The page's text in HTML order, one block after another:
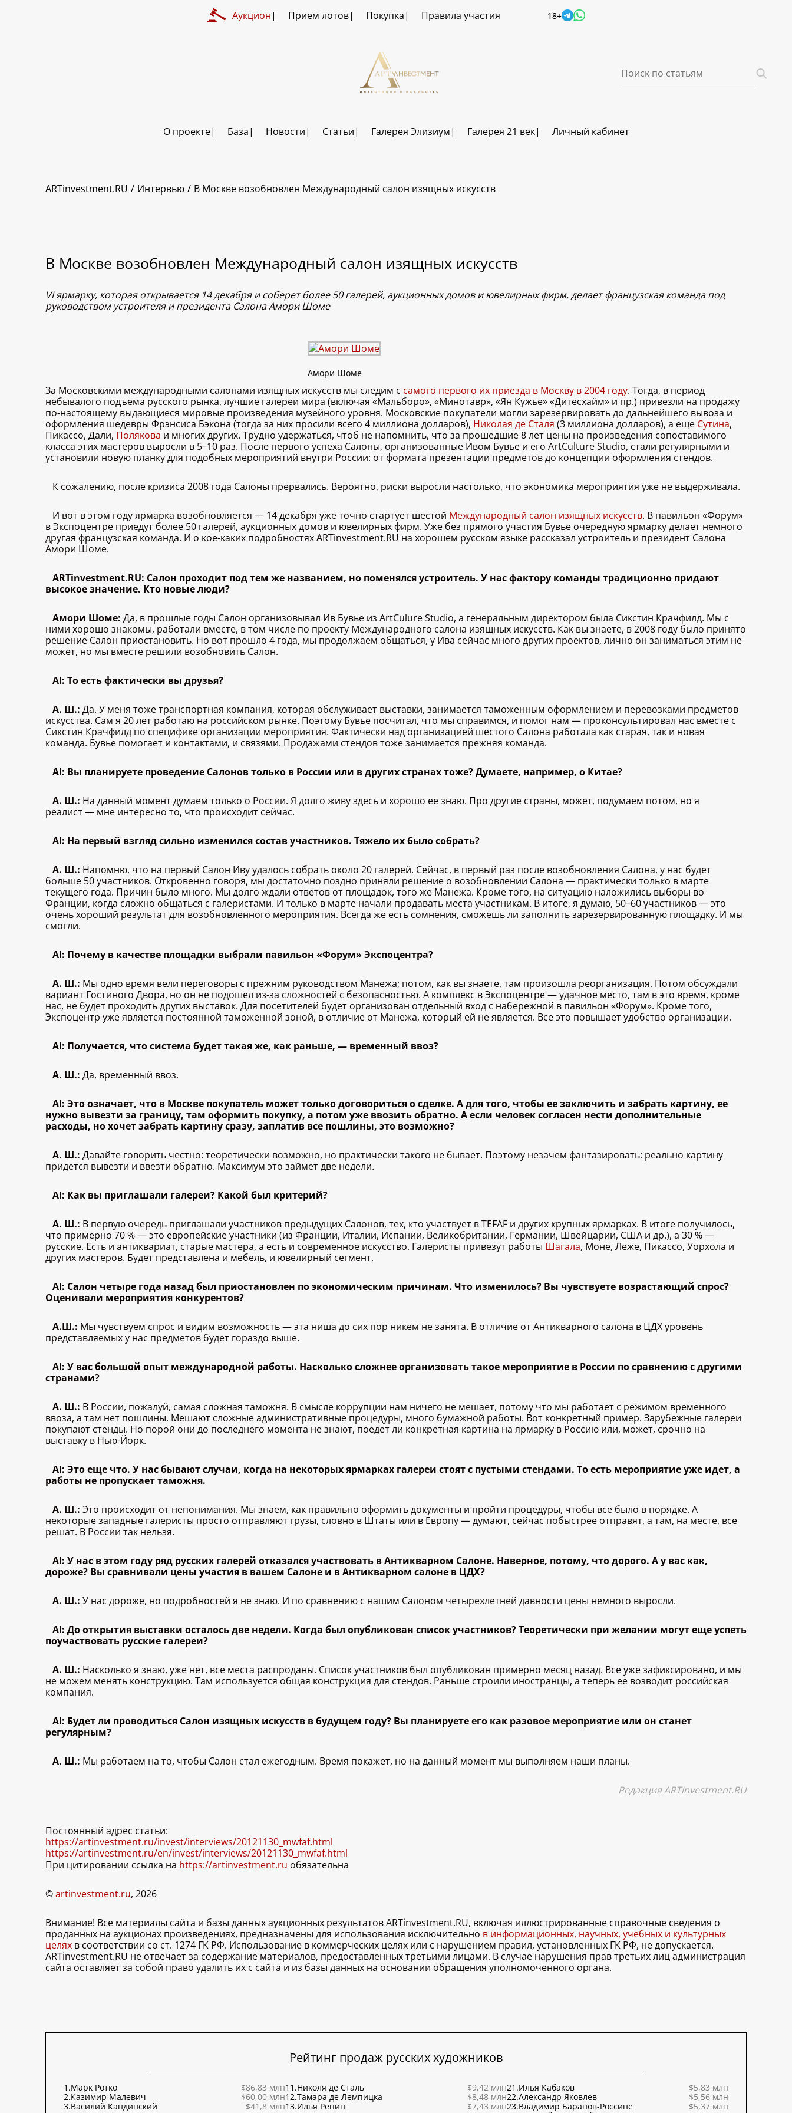
Аукцион Прием лотов Покупка Правила участия 18+
О проекте База Новости Статьи Галерея Элизиум Галерея 21 век Личный кабинет
ARTinvestment.RU Интервью В Москве возобновлен Международный салон изящных искусств
В Москве возобновлен Международный салон изящных искусств
VI ярмарку, которая открывается 14 декабря и соберет более 50 галерей, аукционных домов и ювелирных фирм, делает французская команда под
руководством устроителя и президента Салона Амори Шоме
Амори Шоме
За Московскими международными салонами изящных искусств мы следим с самого первого их приезда в Москву в 2004 году. Тогда, в период
небывалого подъема русского рынка, лучшие галереи мира (включая «Мальборо», «Минотавр», «Ян Кужье» «Дитесхайм» и пр.) привезли на продажу
по-настоящему выдающиеся мировые произведения музейного уровня. Московские покупатели могли зарезервировать до дальнейшего вывоза и
оформления шедевры Фрэнсиса Бэкона (тогда за них просили всего 4 миллиона долларов), Николая де Сталя (3 миллиона долларов), а еще Сутина,
Пикассо, Дали, Полякова и многих других. Трудно удержаться, чтоб не напомнить, что за прошедшие 8 лет цены на произведения сопоставимого
класса этих мастеров выросли в 5–10 раз. После первого успеха Салоны, организованные Ивом Бувье и его ArtCulture Studio, стали регулярными и
установили новую планку для подобных мероприятий внутри России: от формата презентации предметов до концепции оформления стендов.
К сожалению, после кризиса 2008 года Салоны прервались. Вероятно, риски выросли настолько, что экономика мероприятия уже не выдерживала.
И вот в этом году ярмарка возобновляется — 14 декабря уже точно стартует шестой Международный салон изящных искусств. В павильон «Форум»
в Экспоцентре приедут более 50 галерей, аукционных домов и ювелирных фирм. Уже без прямого участия Бувье очередную ярмарку делает немного
другая французская команда. И о кое-каких подробностях ARTinvestment.RU на хорошем русском языке рассказал устроитель и президент Салона
Амори Шоме.
ARTinvestment.RU: Салон проходит под тем же названием, но поменялся устроитель. У нас фактору команды традиционно придают
высокое значение. Кто новые люди?
Амори Шоме: Да, в прошлые годы Салон организовывал Ив Бувье из ArtCulure Studio, а генеральным директором была Сикстин Крачфилд. Мы с
ними хорошо знакомы, работали вместе, в том числе по проекту Международного салона изящных искусств. Как вы знаете, в 2008 году было принято
решение Салон приостановить. Но вот прошло 4 года, мы продолжаем общаться, у Ива сейчас много других проектов, лично он заниматься этим не
может, но мы вместе решили возобновить Салон.
AI: То есть фактически вы друзья?
А. Ш.: Да. У меня тоже транспортная компания, которая обслуживает выставки, занимается таможенным оформлением и перевозками предметов
искусства. Сам я 20 лет работаю на российском рынке. Поэтому Бувье посчитал, что мы справимся, и помог нам — проконсультировал нас вместе с
Сикстин Крачфилд по специфике организации мероприятия. Фактически над организацией шестого Салона работала как старая, так и новая
команда. Бувье помогает и контактами, и связями. Продажами стендов тоже занимается прежняя команда.
AI: Вы планируете проведение Салонов только в России или в других странах тоже? Думаете, например, о Китае?
А. Ш.: На данный момент думаем только о России. Я долго живу здесь и хорошо ее знаю. Про другие страны, может, подумаем потом, но я
реалист — мне интересно то, что происходит сейчас.
AI: На первый взгляд сильно изменился состав участников. Тяжело их было собрать?
А. Ш.: Напомню, что на первый Салон Иву удалось собрать около 20 галерей. Сейчас, в первый раз после возобновления Салона, у нас будет
больше 50 участников. Откровенно говоря, мы достаточно поздно приняли решение о возобновлении Салона — практически только в марте
текущего года. Причин было много. Мы долго ждали ответов от площадок, того же Манежа. Кроме того, на ситуацию наложились выборы во
Франции, когда сложно общаться с галеристами. И только в марте начали продавать места участникам. В итоге, я думаю, 50–60 участников — это
очень хороший результат для возобновленного мероприятия. Всегда же есть сомнения, сможешь ли заполнить зарезервированную площадку. И мы
смогли.
AI: Почему в качестве площадки выбрали павильон «Форум» Экспоцентра?
А. Ш.: Мы одно время вели переговоры с прежним руководством Манежа; потом, как вы знаете, там произошла реорганизация. Потом обсуждали
вариант Гостиного Двора, но он не подошел из-за сложностей с безопасностью. А комплекс в Экспоцентре — удачное место, там в это время, кроме
нас, не будет проходить других выставок. Для посетителей будет организован отдельный вход с набережной в павильон «Форум». Кроме того,
Экспоцентр уже является постоянной таможенной зоной, в отличие от Манежа, который ей не является. Все это повышает удобство организации.
AI: Получается, что система будет такая же, как раньше, — временный ввоз?
А. Ш.: Да, временный ввоз.
AI: Это означает, что в Москве покупатель может только договориться о сделке. А для того, чтобы ее заключить и забрать картину, ее
нужно вывезти за границу, там оформить покупку, а потом уже ввозить обратно. А если человек согласен нести дополнительные
расходы, но хочет забрать картину сразу, заплатив все пошлины, это возможно?
А. Ш.: Давайте говорить честно: теоретически возможно, но практически такого не бывает. Поэтому незачем фантазировать: реально картину
придется вывезти и ввезти обратно. Максимум это займет две недели.
AI: Как вы приглашали галереи? Какой был критерий?
А. Ш.: В первую очередь приглашали участников предыдущих Салонов, тех, кто участвует в TEFAF и других крупных ярмарках. В итоге получилось,
что примерно 70 % — это европейские участники (из Франции, Италии, Испании, Великобритании, Германии, Швейцарии, США и др.), а 30 % —
русские. Есть и антиквариат, старые мастера, а есть и современное искусство. Галеристы привезут работы Шагала, Моне, Леже, Пикассо, Уорхола и
других мастеров. Будет представлена и мебель, и ювелирный сегмент.
AI: Салон четыре года назад был приостановлен по экономическим причинам. Что изменилось? Вы чувствуете возрастающий спрос?
Оценивали мероприятия конкурентов?
А.Ш.: Мы чувствуем спрос и видим возможность — эта ниша до сих пор никем не занята. В отличие от Антикварного салона в ЦДХ уровень
представляемых у нас предметов будет гораздо выше.
AI: У вас большой опыт международной работы. Насколько сложнее организовать такое мероприятие в России по сравнению с другими
странами?
А. Ш.: В России, пожалуй, самая сложная таможня. В смысле коррупции нам ничего не мешает, потому что мы работает с режимом временного
ввоза, а там нет пошлины. Мешают сложные административные процедуры, много бумажной работы. Вот конкретный пример. Зарубежные галереи
покупают стенды. Но порой они до последнего момента не знают, поедет ли конкретная картина на ярмарку в Россию или, может, срочно на
выставку в Нью-Йорк.
AI: Это еще что. У нас бывают случаи, когда на некоторых ярмарках галереи стоят с пустыми стендами. То есть мероприятие уже идет, а
работы не пропускает таможня.
А. Ш.: Это происходит от непонимания. Мы знаем, как правильно оформить документы и пройти процедуры, чтобы все было в порядке. А
некоторые западные галеристы просто отправляют грузы, словно в Штаты или в Европу — думают, сейчас побыстрее отправят, а там, на месте, все
решат. В России так нельзя.
AI: У нас в этом году ряд русских галерей отказался участвовать в Антикварном Салоне. Наверное, потому, что дорого. А у вас как,
дороже? Вы сравнивали цены участия в вашем Салоне и в Антикварном салоне в ЦДХ?
А. Ш.: У нас дороже, но подробностей я не знаю. И по сравнению с нашим Салоном четырехлетней давности цены немного выросли.
AI: До открытия выставки осталось две недели. Когда был опубликован список участников? Теоретически при желании могут еще успеть
поучаствовать русские галереи?
А. Ш.: Насколько я знаю, уже нет, все места распроданы. Список участников был опубликован примерно месяц назад. Все уже зафиксировано, и мы
не можем менять конструкцию. Там используется общая конструкция для стендов. Раньше строили иностранцы, а теперь ее возводит российская
компания.
AI: Будет ли проводиться Салон изящных искусств в будущем году? Вы планируете его как разовое мероприятие или он станет
регулярным?
А. Ш.: Мы работаем на то, чтобы Салон стал ежегодным. Время покажет, но на данный момент мы выполняем наши планы.
Редакция ARTinvestment.RU
Постоянный адрес статьи:
https://artinvestment.ru/invest/interviews/20121130_mwfaf.html
https://artinvestment.ru/en/invest/interviews/20121130_mwfaf.html
При цитировании ссылка на https://artinvestment.ru обязательна
©artinvestment.ru, 2026
Внимание! Все материалы сайта и базы данных аукционных результатов ARTinvestment.RU, включая иллюстрированные справочные сведения о
проданных на аукционах произведениях, предназначены для использования исключительно в информационных, научных, учебных и культурных
целях в соответствии со ст. 1274 ГК РФ. Использование в коммерческих целях или с нарушением правил, установленных ГК РФ, не допускается.
ARTinvestment.RU не отвечает за содержание материалов, предоставленных третьими лицами. В случае нарушения прав третьих лиц администрация
сайта оставляет за собой право удалить их с сайта и из базы данных на основании обращения уполномоченного органа.
Рейтинг продаж русских художников
1.Марк Ротко
$86,83 млн
2.Казимир Малевич
$60,00 млн
3.Василий Кандинский
$41,8 млн
11.Николя де Сталь
$9,42 млн
12.Тамара де Лемпицка
$8,48 млн
13.Илья Репин
$7,43 млн
21.Илья Кабаков
$5,83 млн
22.Александр Яковлев
$5,56 млн
23.Владимир Баранов-Россине
$5,37 млн